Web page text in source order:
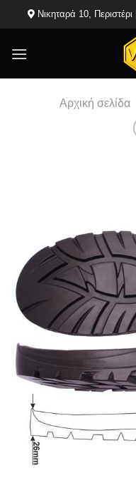
Μετάβαση
στο
Νικηταρά 10, Περιστέρι |
Αρχική σελίδα